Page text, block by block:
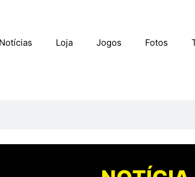
Notícias Loja Jogos Fotos